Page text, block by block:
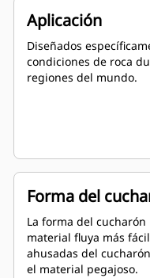
Aplicación
Diseñados
condiciones de roca
regiones del mundo.
Forma del
La forma del
material fluya más
ahusadas del
el material pegajoso.